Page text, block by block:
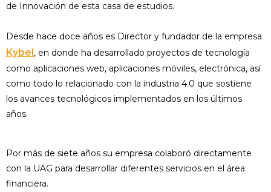
de Innovación de esta casa de estudios.
Desde hace doce años es Director y fundador de la empresa
Kybel, en donde ha desarrollado proyectos de tecnología
como aplicaciones web, aplicaciones móviles, electrónica, así
como todo lo relacionado con la industria 4.0 que sostiene
los avances tecnológicos implementados en los últimos
años.
Por más de siete años su empresa colaboró directamente
con la UAG para desarrollar diferentes servicios en el área
financiera.